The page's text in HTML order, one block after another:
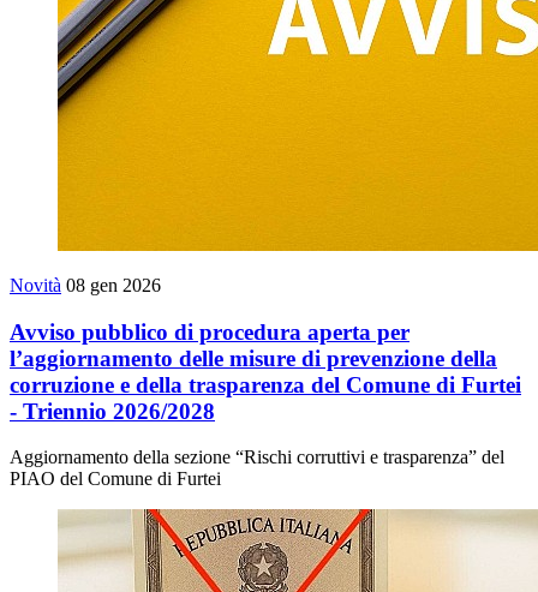
Novità 08 gen 2026
Avviso pubblico di procedura aperta per
l’aggiornamento delle misure di prevenzione della
corruzione e della trasparenza del Comune di Furtei
- Triennio 2026/2028
Aggiornamento della sezione “Rischi corruttivi e trasparenza” del
PIAO del Comune di Furtei